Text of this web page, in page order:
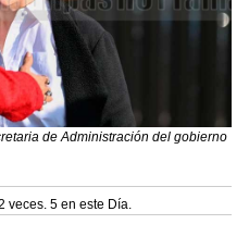
de Administración del gobierno
veces. 5 en este Día.